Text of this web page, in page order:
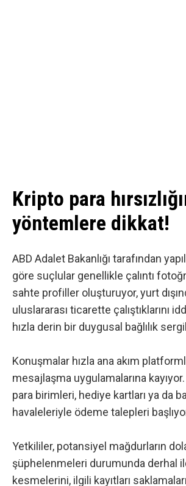
Kripto para
yöntemlere dikkat!
ABD Adalet Bakanlığı tarafından
göre suçlular genellikle çalıntı
sahte profiller oluşturuyor, yurt
uluslararası ticarette çalıştıklarını
hızla derin bir duygusal bağlılık
Konuşmalar hızla ana akım
mesajlaşma uygulamalarına
para birimleri, hediye kartları ya da
havaleleriyle ödeme talepleri
Yetkililer, potansiyel mağdurların
şüphelenmeleri durumunda derhal
kesmelerini, ilgili kayıtları